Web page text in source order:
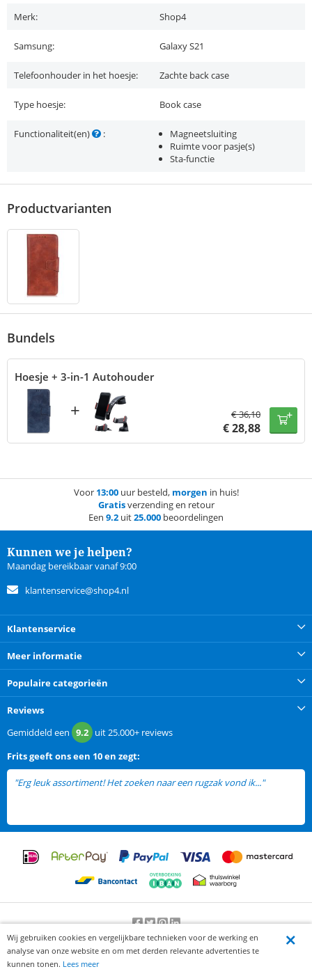
Merk: Shop4
Samsung: Galaxy S21
Telefoonhouder in het hoesje: Zachte back case
Type hoesje: Book case
Functionaliteit(en) :
Magneetsluiting
Ruimte voor pasje(s)
Sta-functie
Productvarianten
Bundels
Hoesje + 3-in-1 Autohouder
+ €36,10
€28,88
Voor 13:00uur besteld, morgen in huis!
Gratisverzending en retour
Een 9.2 uit25.000 beoordelingen
Kunnen we je helpen?
Maandag bereikbaar vanaf 9:00
klantenservice@shop4.nl
Klantenservice
Meer informatie
Populaire categorieën
Reviews
Gemiddeld een 9.2 uit25.000+ reviews
Fritsgeeft ons een 10 en zegt:
"Erg leuk assortiment! Het zoeken naar een rugzak vond ik..."
Beoordeling door klanten:9.2/10-25000beoordelingen
Wij gebruiken cookies en vergelijkbare technieken voor de werking en
analyse van onze website en om met derden relevante advertenties te
kunnen tonen. Lees meer